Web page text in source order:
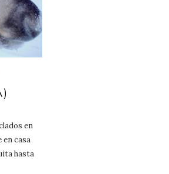
en
en casa
hasta